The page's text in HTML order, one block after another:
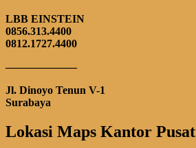
LBB EINSTEIN
0856.313.4400
0812.1727.4400
——————–
Jl. Dinoyo Tenun V-1
Surabaya
Lokasi Maps Kantor Pusat